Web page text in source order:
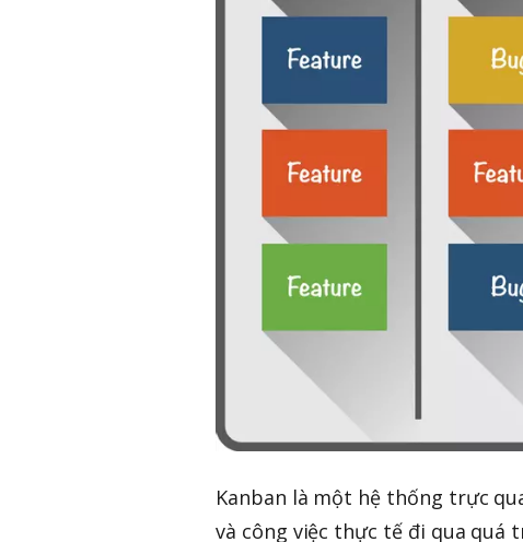
Kanban là một hệ thống trực
và công việc thực tế đi qua quá